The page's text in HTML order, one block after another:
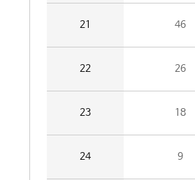
21 46
22 26
23 18
24 9